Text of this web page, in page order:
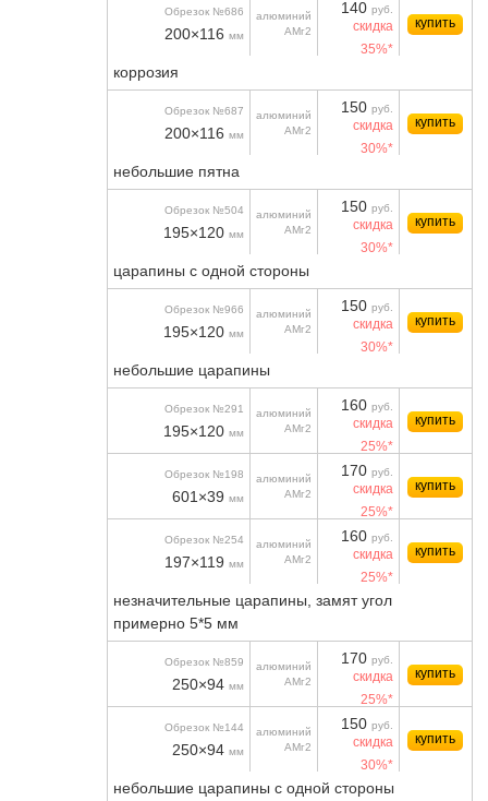
Обрезок №686
200×116 мм
алюминий
АМг2
140 руб.
скидка
35%*
купить
коррозия
Обрезок №687
200×116 мм
алюминий
АМг2
150 руб.
скидка
30%*
купить
небольшие пятна
Обрезок №504
195×120 мм
алюминий
АМг2
150 руб.
скидка
30%*
купить
царапины с одной стороны
Обрезок №966
195×120 мм
алюминий
АМг2
150 руб.
скидка
30%*
купить
небольшие царапины
Обрезок №291
195×120 мм
алюминий
АМг2
160 руб.
скидка
25%*
купить
Обрезок №198
601×39 мм
алюминий
АМг2
170 руб.
скидка
25%*
купить
Обрезок №254
197×119 мм
алюминий
АМг2
160 руб.
скидка
25%*
купить
незначительные царапины, замят угол
примерно 5*5 мм
Обрезок №859
250×94 мм
алюминий
АМг2
170 руб.
скидка
25%*
купить
Обрезок №144
250×94 мм
алюминий
АМг2
150 руб.
скидка
30%*
купить
небольшие царапины с одной стороны